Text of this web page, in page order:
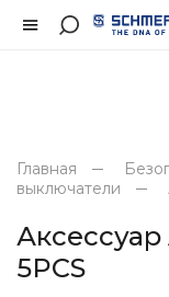
Главная
выключатели
Аксессуар
5PCS